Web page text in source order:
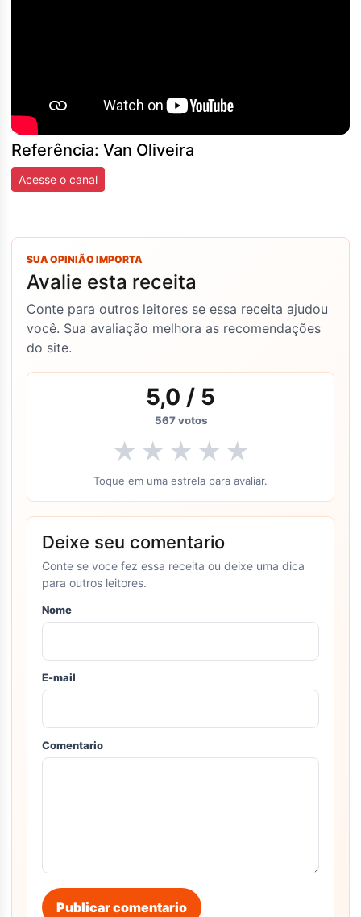
Referência: Van Oliveira
Acesse o canal
SUA OPINIÃO IMPORTA
Avalie esta receita
Conte para outros leitores se essa receita ajudou
você. Sua avaliação melhora as recomendações
do site.
5,0 / 5
567votos
★ ★ ★ ★ ★
Toque em uma estrela para avaliar.
Deixe seu comentario
Conte se voce fez essa receita ou deixe uma dica
para outros leitores.
Nome
E-mail
Comentario
Publicar comentario